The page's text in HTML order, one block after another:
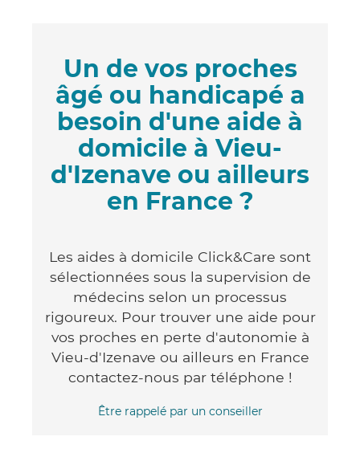
Un de vos proches
âgé ou handicapé a
besoin d'une aide à
domicile à Vieu-
d'Izenave ou ailleurs
en France ?
Les aides à domicile Click&Care sont
sélectionnées sous la supervision de
médecins selon un processus
rigoureux. Pour trouver une aide pour
vos proches en perte d'autonomie à
Vieu-d'Izenave ou ailleurs en France
contactez-nous par téléphone !
Être rappelé par un conseiller